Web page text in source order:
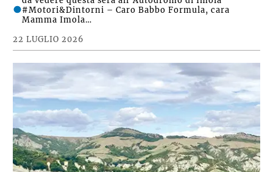
22 LUGLIO 2026
#Motori&Dintorni – Caro Babbo Formula, cara
Mamma Imola…